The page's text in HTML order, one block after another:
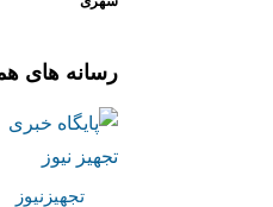
رسانه های
تجهیزنیوز